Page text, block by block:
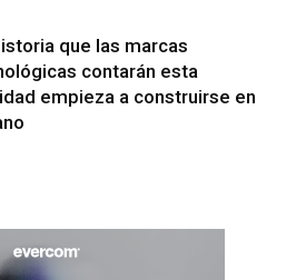
que las marcas
contarán esta
empieza a construirse en